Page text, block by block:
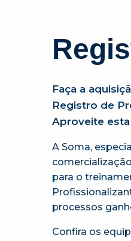
Faça a
Registro de
Aproveite
A Soma,
para o
processos
Confira os